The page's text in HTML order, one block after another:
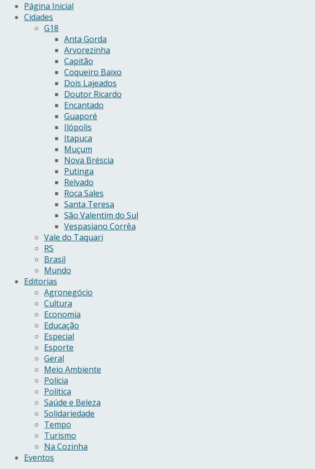
Página Inicial
Cidades
G18
Anta Gorda
Arvorezinha
Capitão
Coqueiro Baixo
Dois Lajeados
Doutor Ricardo
Encantado
Guaporé
Ilópolis
Itapuca
Muçum
Nova Bréscia
Putinga
Relvado
Roca Sales
Santa Teresa
São Valentim do Sul
Vespasiano Corrêa
Vale do Taquari
RS
Brasil
Mundo
Editorias
Agronegócio
Cultura
Economia
Educação
Especial
Esporte
Geral
Meio Ambiente
Polícia
Política
Saúde e Beleza
Solidariedade
Tempo
Turismo
Na Cozinha
Eventos